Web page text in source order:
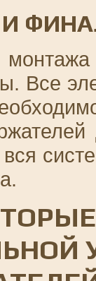
Все